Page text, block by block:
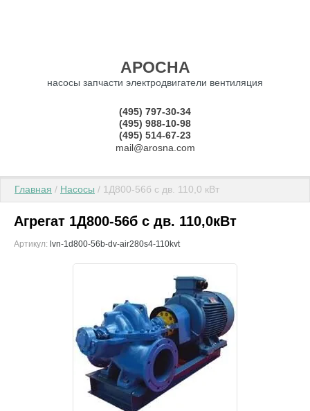
АРОСНА
насосы запчасти электродвигатели вентиляция
(495) 797-30-34
(495) 988-10-98
(495) 514-67-23
mail@arosna.com
Главная / Насосы / 1Д800-56б с дв. 110,0 кВт
Агрегат 1Д800-56б с дв. 110,0кВт
Артикул: lvn-1d800-56b-dv-air280s4-110kvt